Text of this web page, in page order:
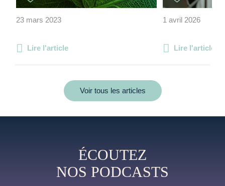
23 mars 2023
Lire l'article
1 avril 2026
Lire l'article
Voir tous les articles
ÉCOUTEZ
NOS PODCASTS